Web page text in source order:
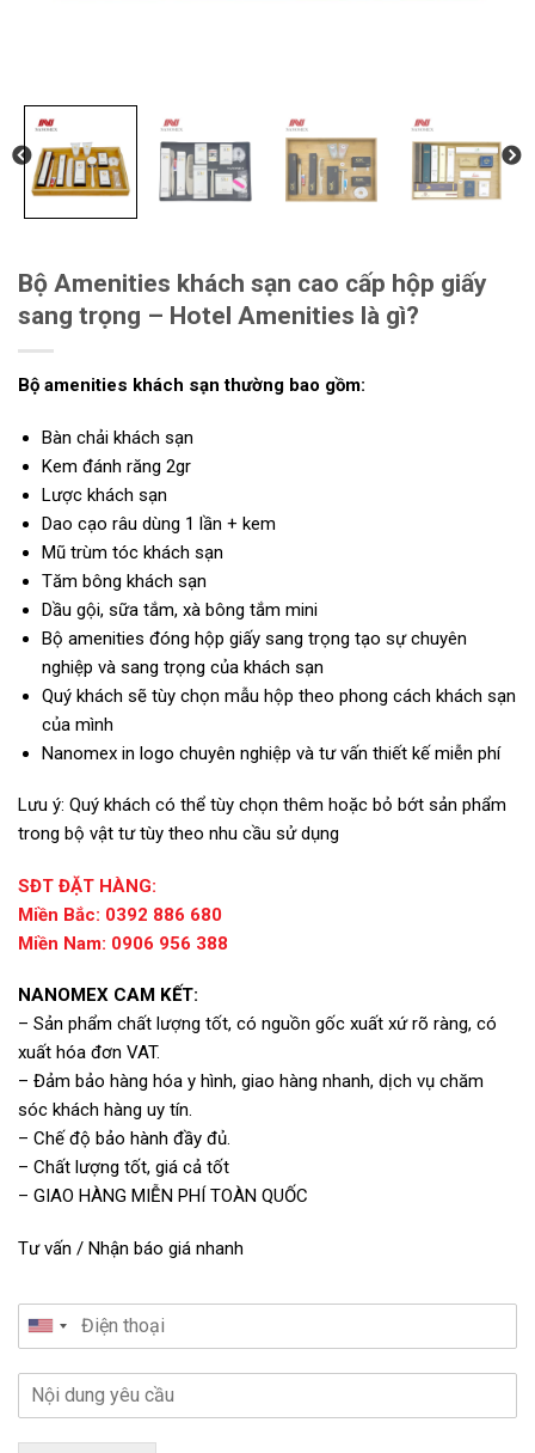
Bộ Amenities khách sạn cao cấp hộp giấy
sang trọng – Hotel Amenities là gì?
Bộ amenities khách sạn thường bao gồm:
Bàn chải khách sạn
Kem đánh răng 2gr
Lược khách sạn
Dao cạo râu dùng 1 lần + kem
Mũ trùm tóc khách sạn
Tăm bông khách sạn
Dầu gội, sữa tắm, xà bông tắm mini
Bộ amenities đóng hộp giấy sang trọng tạo sự chuyên
nghiệp và sang trọng của khách sạn
Quý khách sẽ tùy chọn mẫu hộp theo phong cách khách sạn
của mình
Nanomex in logo chuyên nghiệp và tư vấn thiết kế miễn phí
Lưu ý: Quý khách có thể tùy chọn thêm hoặc bỏ bớt sản phẩm
trong bộ vật tư tùy theo nhu cầu sử dụng
SĐT ĐẶT HÀNG:
Miền Bắc: 0392 886 680
Miền Nam: 0906 956 388
NANOMEX CAM KẾT:
– Sản phẩm chất lượng tốt, có nguồn gốc xuất xứ rõ ràng, có
xuất hóa đơn VAT.
– Đảm bảo hàng hóa y hình, giao hàng nhanh, dịch vụ chăm
sóc khách hàng uy tín.
– Chế độ bảo hành đầy đủ.
– Chất lượng tốt, giá cả tốt
– GIAO HÀNG MIỄN PHÍ TOÀN QUỐC
Tư vấn / Nhận báo giá nhanh